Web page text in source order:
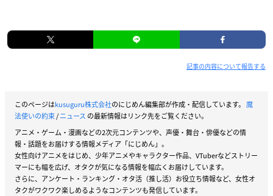
記事の内容について報告する
このページはkusuguru株式会社のにじめん編集部が作成・配信しています。 魔
法使いの約束/ニュース の最新情報はリンク先をご覧ください。
アニメ・ゲーム・漫画などの2次元コンテンツや、声優・舞台・俳優などの情
報・話題をお届けする情報メディア「にじめん」。
女性向けアニメをはじめ、少年アニメやキャラクター作品、VTuberなどストリー
マーにも幅を広げ、オタクが気になる情報を幅広くお届けしています。
さらに、アンケート・ランキング・オタ活（推し活）お役立ち情報など、女性オ
タクがワクワク楽しめるようなコンテンツも発信しています。